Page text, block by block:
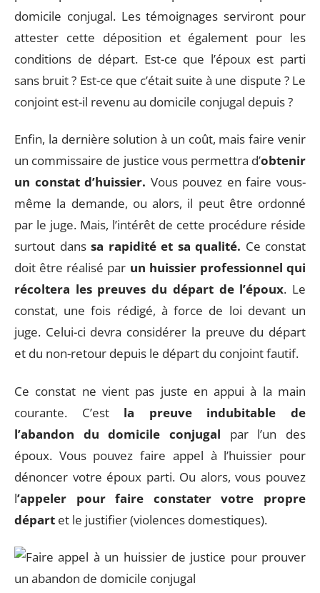
domicile conjugal. Les témoignages serviront pour
attester cette déposition et également pour les
conditions de départ. Est-ce que l’époux est parti
sans bruit ? Est-ce que c’était suite à une dispute ? Le
conjoint est-il revenu au domicile conjugal depuis ?
Enfin, la dernière solution à un coût, mais faire venir
un commissaire de justice vous permettra d’obtenir
un constat d’huissier. Vous pouvez en faire vous-
même la demande, ou alors, il peut être ordonné
par le juge. Mais, l’intérêt de cette procédure réside
surtout danssa rapidité et sa qualité. Ce constat
doit être réalisé par un huissier professionnel qui
récoltera les preuves du départ de l’époux. Le
constat, une fois rédigé, à force de loi devant un
juge. Celui-ci devra considérer la preuve du départ
et du non-retour depuis le départ du conjoint fautif.
Ce constat ne vient pas juste en appui à la main
courante. C’estla preuve indubitable de
l’abandon du domicile conjugal par l’un des
époux. Vous pouvez faire appel à l’huissier pour
dénoncer votre époux parti. Ou alors, vous pouvez
l’appeler pour faire constater votre propre
départ et le justifier (violences domestiques).